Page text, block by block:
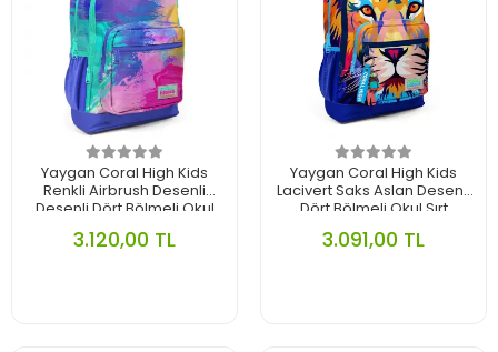
Yaygan Coral High Kids
Renkli Airbrush Desenli
Desenli Dört Bölmeli Okul
3.120,00 TL
Yaygan Coral High Kids
Lacivert Saks Aslan Desenli
Dört Bölmeli Okul Sırt
3.091,00 TL